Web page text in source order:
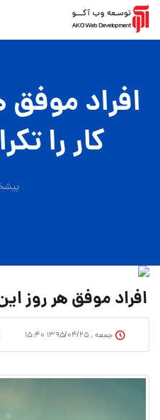
کار را
افراد موفق هر روز این ۹ کار را تکرار
جمعه , ۱۳۹۵/۰۴/۲۵ ۱۵:۴۰